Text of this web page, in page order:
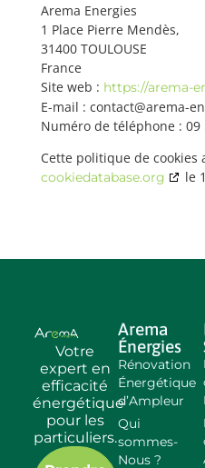
Arema Energies
1 Place Pierre Mendès,
31400 TOULOUSE
France
Site web : https://arema-
E-mail : contact@arema-
Numéro de téléphone : 09
Cette politique de cookies
cookiedatabase.org le
Votre
expert en
efficacité
énergétique
pour les
particuliers.
Arema
Énergies
Rénovation
Énergétique
d’Ampleur
Qui
sommes-
Nous ?